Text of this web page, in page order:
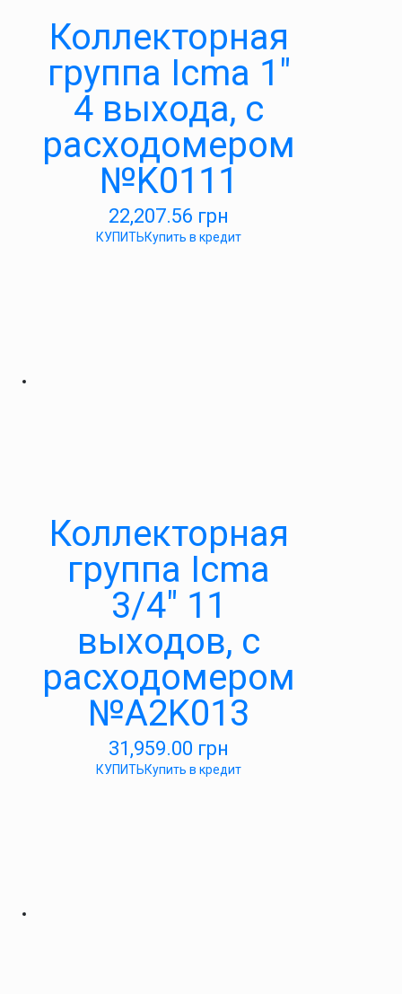
Коллекторная
группа Icma 1″
4 выхода, с
расходомером
№K0111
22,207.56 грн
КУПИТЬКупить в кредит
Коллекторная
группа Icma
3/4″ 11
выходов, с
расходомером
№A2K013
31,959.00 грн
КУПИТЬКупить в кредит